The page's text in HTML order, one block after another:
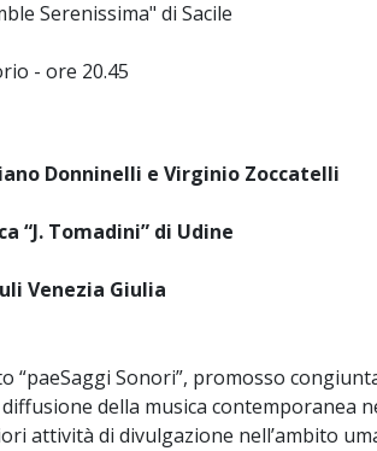
Serenissima" di Sacile
- ore 20.45
Donninelli e Virginio Zoccatelli
“J. Tomadini” di Udine
Venezia Giulia
“paeSaggi Sonori”, promosso
della musica contemporanea
attività di divulgazione nell’ambito